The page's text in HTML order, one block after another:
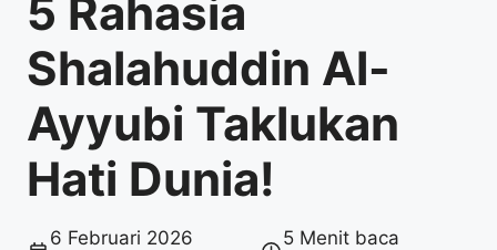
5 Rahasia
Shalahuddin Al-
Ayyubi Taklukan
Hati Dunia!
6 Februari 2026 5 Menit baca